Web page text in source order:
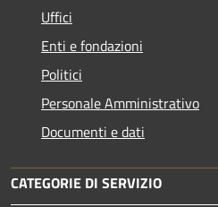
Uffici
Enti e fondazioni
Politici
Personale Amministrativo
Documenti e dati
CATEGORIE DI SERVIZIO